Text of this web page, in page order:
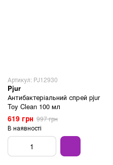
Артикул: PJ12930
Pjur
Антибактеріальний спрей pjur
Toy Clean 100 мл
619 грн 997 грн
В наявності